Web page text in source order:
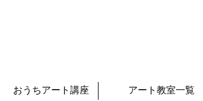
おうちアート講座 アート教室一覧